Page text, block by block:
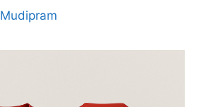
Mudipram